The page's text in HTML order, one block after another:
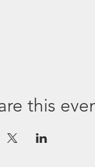
this